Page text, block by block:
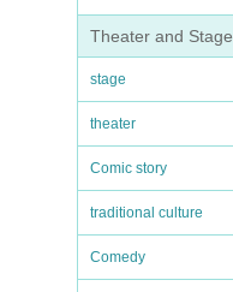
Theater and Stage
stage
theater
Comic story
traditional culture
Comedy